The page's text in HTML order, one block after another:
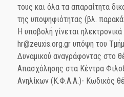
τους και όλα τα απαραίτητα
της υποψηφιότητας (βλ.
Η υποβολή γίνεται
hr@zeuxis.org.gr υπόψη του
Δυναμικού αναγράφοντας στο
Απασχόλησης στα Κέντρα
Ανηλίκων (Κ.Φ.Α.Α.)- Κωδικός